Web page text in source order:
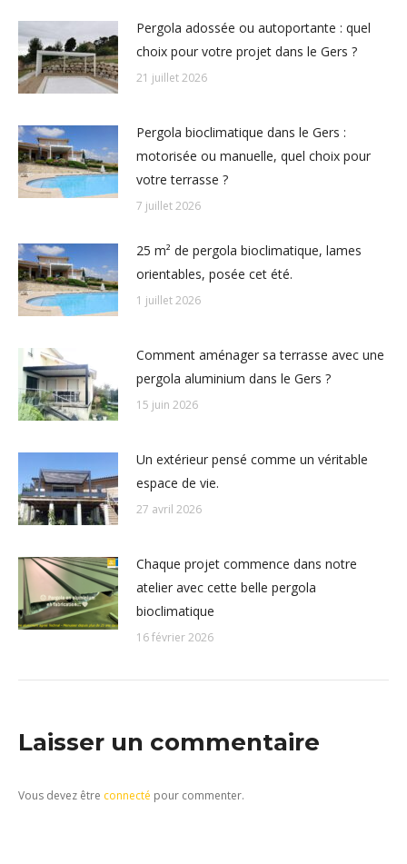
Pergola adossée ou autoportante : quel
choix pour votre projet dans le Gers ?
21 juillet 2026
Pergola bioclimatique dans le Gers :
motorisée ou manuelle, quel choix pour
votre terrasse ?
7 juillet 2026
25 m² de pergola bioclimatique, lames
orientables, posée cet été.
1 juillet 2026
Comment aménager sa terrasse avec une
pergola aluminium dans le Gers ?
15 juin 2026
Un extérieur pensé comme un véritable
espace de vie.
27 avril 2026
Chaque projet commence dans notre
atelier avec cette belle pergola
bioclimatique
16 février 2026
Laisser un commentaire
Vous devez être connecté pour commenter.